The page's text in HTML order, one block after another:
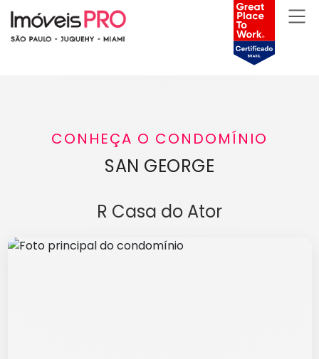
CONHEÇA O CONDOMÍNIO
SAN GEORGE
R Casa do Ator